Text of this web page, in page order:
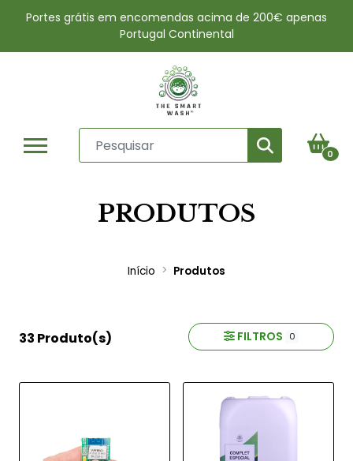
Portes grátis em encomendas acima de 200€ apenas
Portugal Continental
0
PRODUTOS
Início Produtos
33 Produto(s) FILTROS 0